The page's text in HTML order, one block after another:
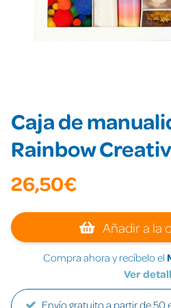
Caja de
Rainbow
26,50€
Añadir a la
Compra ahora y recíbelo el
Ver
Envío gratuito a partir de 50